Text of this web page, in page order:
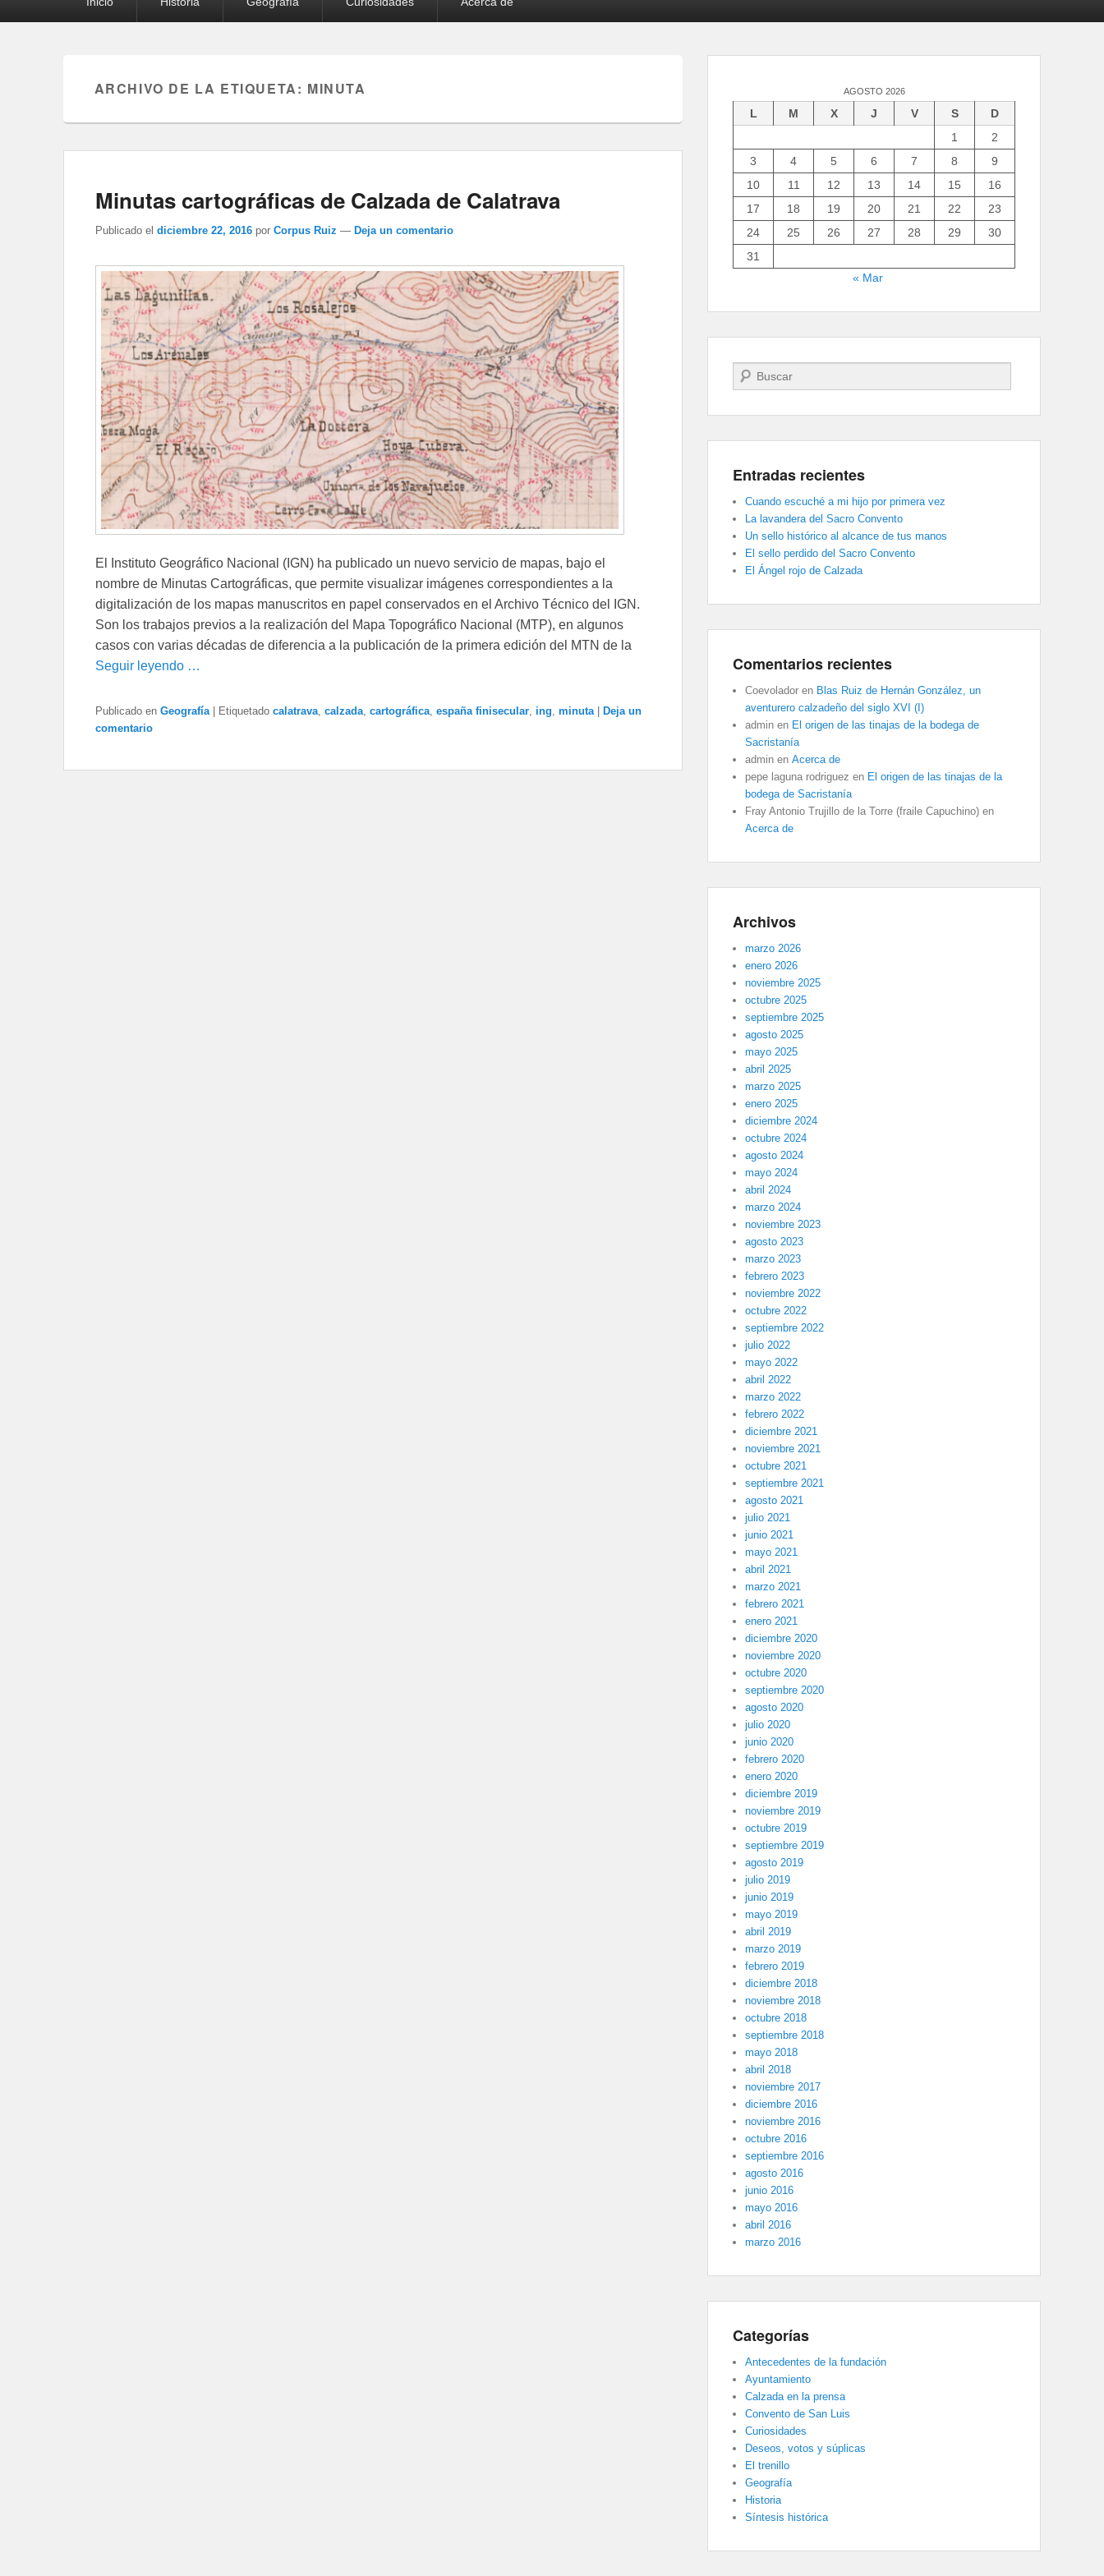
ARCHIVO DE LA ETIQUETA: MINUTA
Minutas cartográficas de Calzada de Calatrava
Publicado el diciembre 22, 2016 por Corpus Ruiz — Deja un comentario
El Instituto Geográfico Nacional (IGN) ha publicado un nuevo servicio de mapas, bajo el
nombre de Minutas Cartográficas, que permite visualizar imágenes correspondientes a la
digitalización de los mapas manuscritos en papel conservados en el Archivo Técnico del IGN.
Son los trabajos previos a la realización del Mapa Topográfico Nacional (MTP), en algunos
casos con varias décadas de diferencia a la publicación de la primera edición del MTN de la
Seguir leyendo …
Publicado en Geografía | Etiquetado calatrava calzada cartográfica españa finisecular ing minuta | Deja un
comentario
AGOSTO 2026
L M X J V S
D
1
2
3
4 5 6 7 8
9
10
11 12 13 14 15
16
17
18 19 20 21 22
23
24
25 26 27 28 29
30
31
« Mar
Buscar
Entradas recientes
Cuando escuché a mi hijo por primera vez
La lavandera del Sacro Convento
Un sello histórico al alcance de tus manos
El sello perdido del Sacro Convento
El Ángel rojo de Calzada
Comentarios recientes
Coevolador en Blas Ruiz de Hernán González, un
aventurero calzadeño del siglo XVI (I)
admin en El origen de las tinajas de la bodega de
Sacristanía
admin en Acerca de
pepe laguna rodriguez en El origen de las tinajas de la
bodega de Sacristanía
Fray Antonio Trujillo de la Torre (fraile Capuchino) en
Acerca de
Archivos
marzo 2026
enero 2026
noviembre 2025
octubre 2025
septiembre 2025
agosto 2025
mayo 2025
abril 2025
marzo 2025
enero 2025
diciembre 2024
octubre 2024
agosto 2024
mayo 2024
abril 2024
marzo 2024
noviembre 2023
agosto 2023
marzo 2023
febrero 2023
noviembre 2022
octubre 2022
septiembre 2022
julio 2022
mayo 2022
abril 2022
marzo 2022
febrero 2022
diciembre 2021
noviembre 2021
octubre 2021
septiembre 2021
agosto 2021
julio 2021
junio 2021
mayo 2021
abril 2021
marzo 2021
febrero 2021
enero 2021
diciembre 2020
noviembre 2020
octubre 2020
septiembre 2020
agosto 2020
julio 2020
junio 2020
febrero 2020
enero 2020
diciembre 2019
noviembre 2019
octubre 2019
septiembre 2019
agosto 2019
julio 2019
junio 2019
mayo 2019
abril 2019
marzo 2019
febrero 2019
diciembre 2018
noviembre 2018
octubre 2018
septiembre 2018
mayo 2018
abril 2018
noviembre 2017
diciembre 2016
noviembre 2016
octubre 2016
septiembre 2016
agosto 2016
junio 2016
mayo 2016
abril 2016
marzo 2016
Categorías
Antecedentes de la fundación
Ayuntamiento
Calzada en la prensa
Convento de San Luis
Curiosidades
Deseos, votos y súplicas
El trenillo
Geografía
Historia
Síntesis histórica